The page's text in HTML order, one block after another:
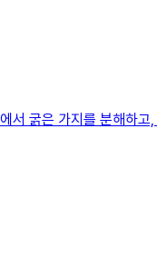
굵은 가지를 분해하